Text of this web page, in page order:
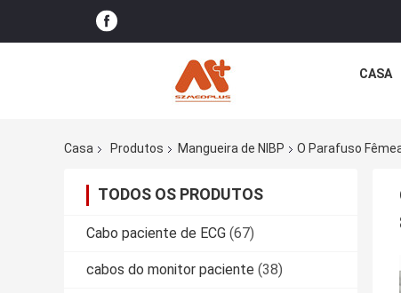
CASA
Casa Produtos Mangueira de NIBP O Parafuso
TODOS OS PRODUTOS
Cabo paciente de ECG (67)
cabos do monitor paciente (38)